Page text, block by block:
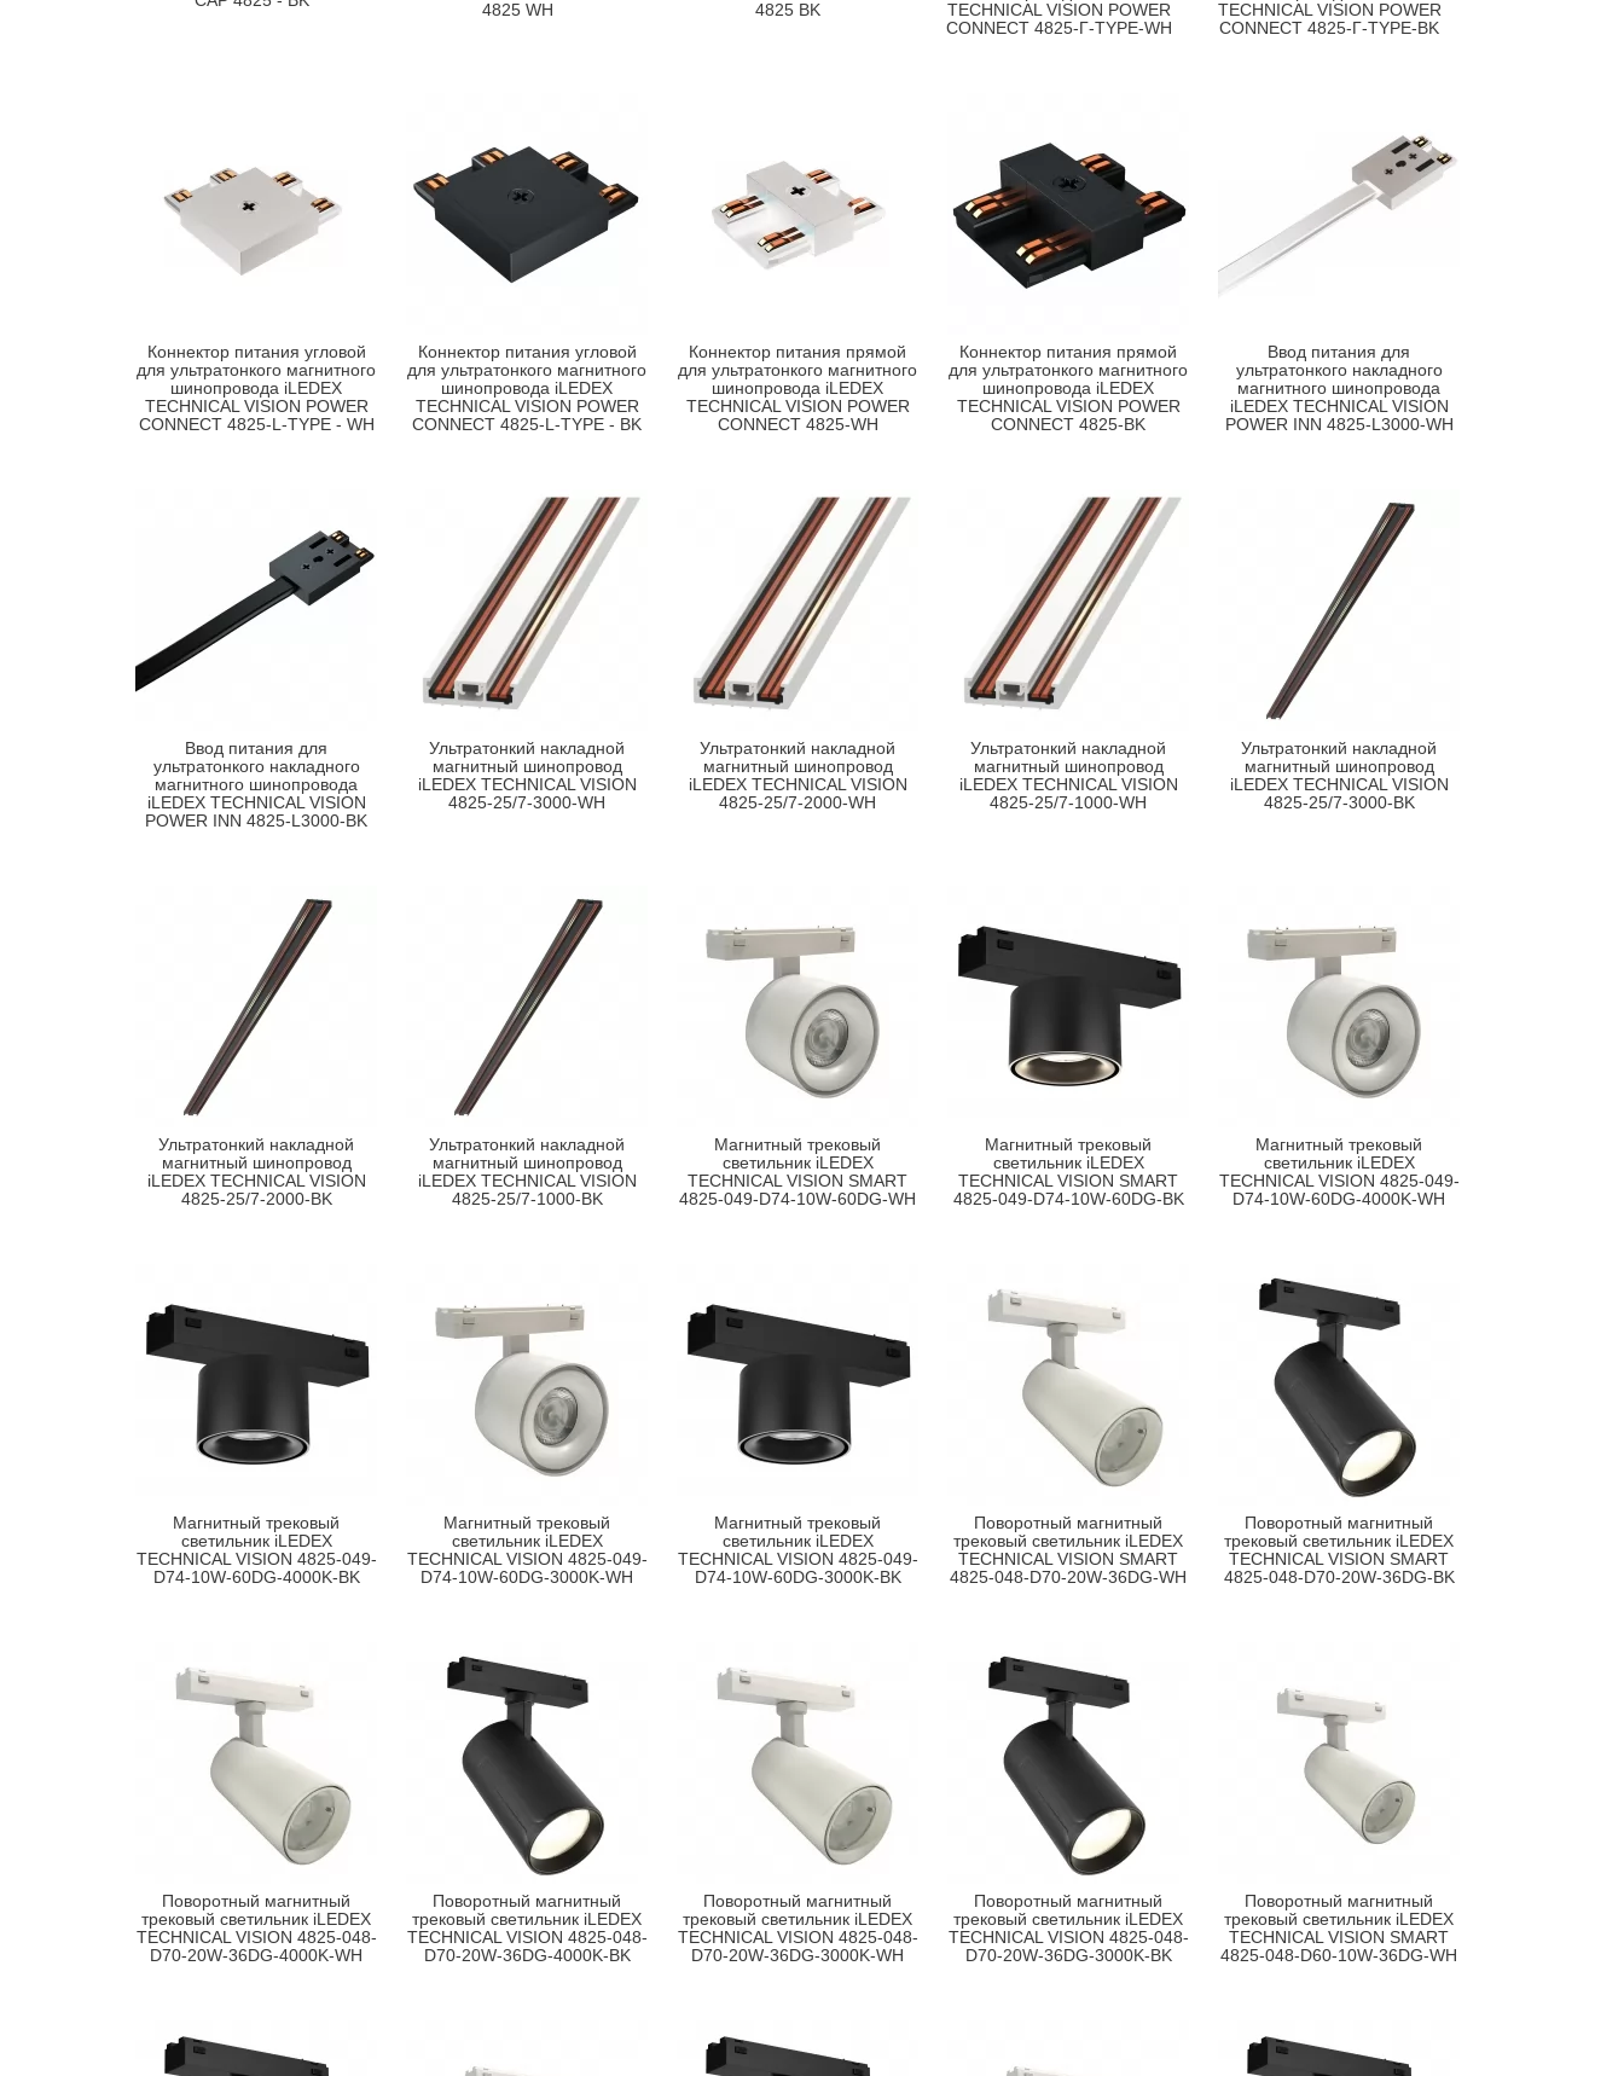
4825 WH
4825 BK
TECHNICAL VISION POWER
CONNECT 4825-Г-TYPE-WH
TECHNICAL VISION POWER
CONNECT 4825-Г-TYPE-BK
Коннектор питания угловой
для ультратонкого магнитного
шинопровода iLEDEX
TECHNICAL VISION POWER
CONNECT 4825-L-TYPE - WH
Коннектор питания угловой
для ультратонкого магнитного
шинопровода iLEDEX
TECHNICAL VISION POWER
CONNECT 4825-L-TYPE - BK
Коннектор питания прямой
для ультратонкого магнитного
шинопровода iLEDEX
TECHNICAL VISION POWER
CONNECT 4825-WH
Коннектор питания прямой
для ультратонкого магнитного
шинопровода iLEDEX
TECHNICAL VISION POWER
CONNECT 4825-BK
Ввод питания для
ультратонкого накладного
магнитного шинопровода
iLEDEX TECHNICAL VISION
POWER INN 4825-L3000-WH
Ввод питания для
ультратонкого накладного
магнитного шинопровода
iLEDEX TECHNICAL VISION
POWER INN 4825-L3000-BK
Ультратонкий накладной
магнитный шинопровод
iLEDEX TECHNICAL VISION
4825-25/7-3000-WH
Ультратонкий накладной
магнитный шинопровод
iLEDEX TECHNICAL VISION
4825-25/7-2000-WH
Ультратонкий накладной
магнитный шинопровод
iLEDEX TECHNICAL VISION
4825-25/7-1000-WH
Ультратонкий накладной
магнитный шинопровод
iLEDEX TECHNICAL VISION
4825-25/7-3000-BK
Ультратонкий накладной
магнитный шинопровод
iLEDEX TECHNICAL VISION
4825-25/7-2000-BK
Ультратонкий накладной
магнитный шинопровод
iLEDEX TECHNICAL VISION
4825-25/7-1000-BK
Магнитный трековый
светильник iLEDEX
TECHNICAL VISION SMART
4825-049-D74-10W-60DG-WH
Магнитный трековый
светильник iLEDEX
TECHNICAL VISION SMART
4825-049-D74-10W-60DG-BK
Магнитный трековый
светильник iLEDEX
TECHNICAL VISION 4825-049-
D74-10W-60DG-4000K-WH
Магнитный трековый
светильник iLEDEX
TECHNICAL VISION 4825-049-
D74-10W-60DG-4000K-BK
Магнитный трековый
светильник iLEDEX
TECHNICAL VISION 4825-049-
D74-10W-60DG-3000K-WH
Магнитный трековый
светильник iLEDEX
TECHNICAL VISION 4825-049-
D74-10W-60DG-3000K-BK
Поворотный магнитный
трековый светильник iLEDEX
TECHNICAL VISION SMART
4825-048-D70-20W-36DG-WH
Поворотный магнитный
трековый светильник iLEDEX
TECHNICAL VISION SMART
4825-048-D70-20W-36DG-BK
Поворотный магнитный
трековый светильник iLEDEX
TECHNICAL VISION 4825-048-
D70-20W-36DG-4000K-WH
Поворотный магнитный
трековый светильник iLEDEX
TECHNICAL VISION 4825-048-
D70-20W-36DG-4000K-BK
Поворотный магнитный
трековый светильник iLEDEX
TECHNICAL VISION 4825-048-
D70-20W-36DG-3000K-WH
Поворотный магнитный
трековый светильник iLEDEX
TECHNICAL VISION 4825-048-
D70-20W-36DG-3000K-BK
Поворотный магнитный
трековый светильник iLEDEX
TECHNICAL VISION SMART
4825-048-D60-10W-36DG-WH